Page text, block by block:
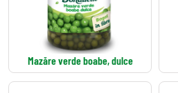
Mazăre verde boabe, dulce